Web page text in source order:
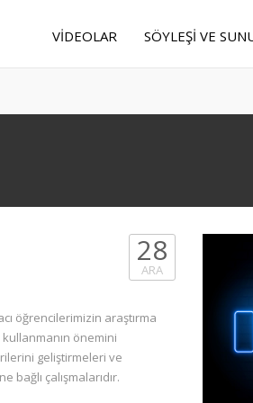
VIDEOLAR SÖYLEŞI VE
28
ARA
öğrencilerimizin araştırma
önemini
geliştirmeleri ve
çalışmalarıdır.